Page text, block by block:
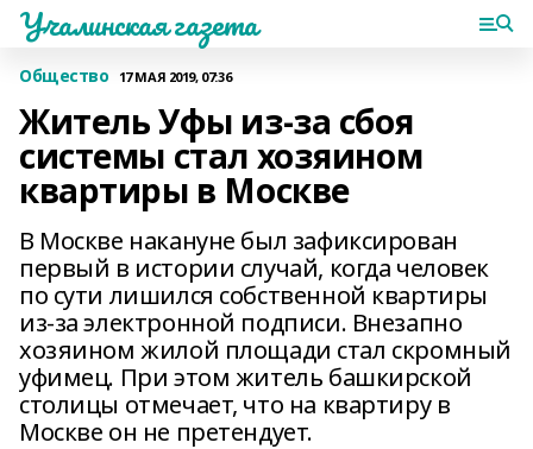
Учалинская газета
Общество 17 МАЯ 2019, 07:36
Житель Уфы из-за сбоя
системы стал хозяином
квартиры в Москве
В Москве накануне был зафиксирован
первый в истории случай, когда человек
по сути лишился собственной квартиры
из-за электронной подписи. Внезапно
хозяином жилой площади стал скромный
уфимец. При этом житель башкирской
столицы отмечает, что на квартиру в
Москве он не претендует.